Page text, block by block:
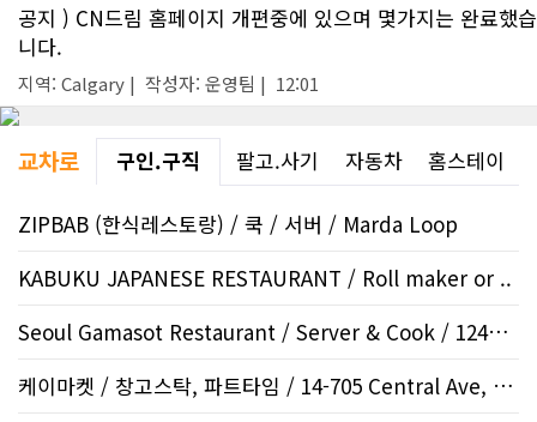
공지 ) CN드림 홈페이지 개편중에 있으며 몇가지는 완료했습
니다.
지역: Calgary | 작성자: 운영팀 | 12:01
교차로 구인.구직 팔고.사기 자동차 홈스테이
ZIPBAB (한식레스토랑) / 쿡 / 서버 / Marda Loop
KABUKU JAPANESE RESTAURANT / Roll maker or ..
Seoul Gamasot Restaurant / Server & Cook / 12424 Sym..
케이마켓 / 창고스탁, 파트타임 / 14-705 Central Ave, Sa..